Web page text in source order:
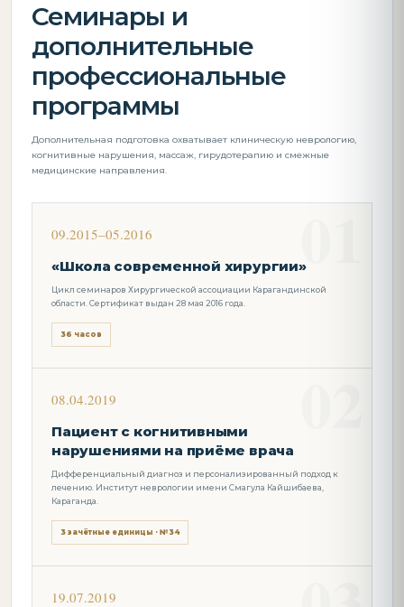
Семинары и
дополнительные
профессиональные
программы
Дополнительная подготовка охватывает клиническую неврологию,
когнитивные нарушения, массаж, гирудотерапию и смежные
медицинские направления.
09.2015–05.2016
«Школа современной хирургии»
Цикл семинаров Хирургической ассоциации Карагандинской
области. Сертификат выдан 28 мая 2016 года.
36 часов
08.04.2019
Пациент с когнитивными
нарушениями на приёме врача
Дифференциальный диагноз и персонализированный подход к
лечению. Институт неврологии имени Смагула Кайшибаева,
Караганда.
3 зачётные единицы · №34
19.07.2019